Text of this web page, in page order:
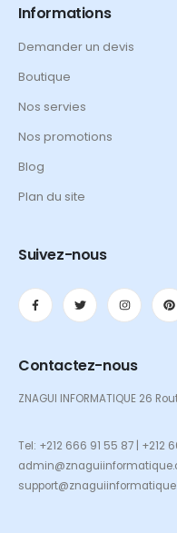
Informations
Demander un devis
Boutique
Nos servies
Nos promotions
Blog
Plan du site
Suivez-nous
Contactez-nous
ZNAGUI INFORMATIQUE 26
Tel: +212 666 91 55 87 | +212